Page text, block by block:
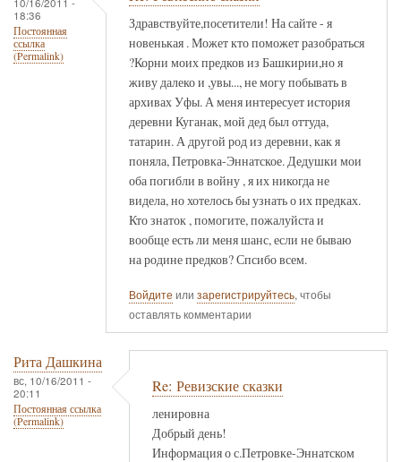
18:36
Постоянная
ссылка
(Permalink)
Здравствуйте,посетители! На сайте - я
новенькая . Может кто поможет разобраться
?Корни моих предков из Башкирии,но я
живу далеко и ,увы..., не могу побывать в
архивах Уфы. А меня интересует история
деревни Куганак, мой дед был оттуда,
татарин. А другой род из деревни, как я
поняла, Петровка-Эннатское. Дедушки мои
оба погибли в войну , я их никогда не
видела, но хотелось бы узнать о их предках.
Кто знаток , помогите, пожалуйста и
вообще есть ли меня шанс, если не бываю
на родине предков? Спсибо всем.
Войдите или зарегистрируйтесь, чтобы
оставлять комментарии
Рита Дашкина
вс, 10/16/2011 -
20:11
Постоянная ссылка
(Permalink)
Re: Ревизские сказки
ленировна
Добрый день!
Информация о с.Петровке-Эннатском